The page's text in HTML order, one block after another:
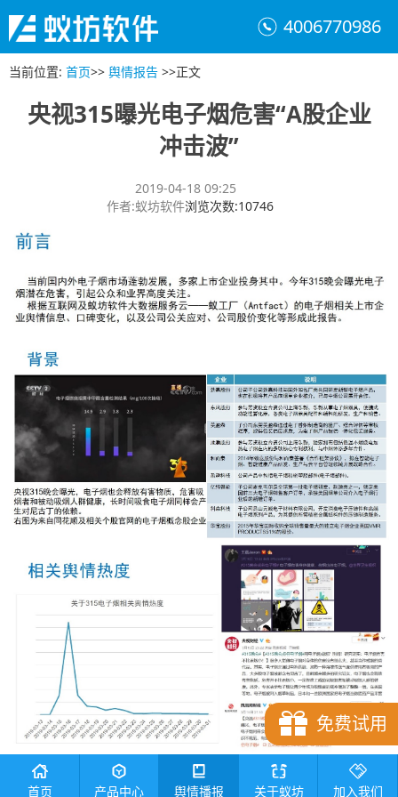
4006770986
当前位置: 首页>> 舆情报告 >>正文
央视315曝光电子烟危害“A股企业
冲击波”
2019-04-18 09:25
作者:蚁坊软件浏览次数:10746
免费试用
首页 产品中心 舆情播报 关于蚁坊 加入我们